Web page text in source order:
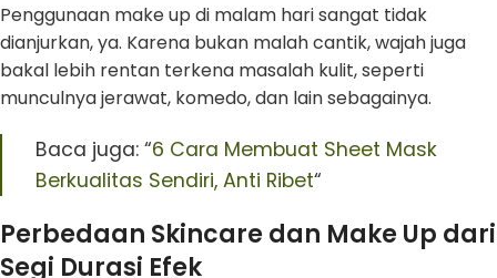
Penggunaan make up di malam hari sangat tidak
dianjurkan, ya. Karena bukan malah cantik, wajah juga
bakal lebih rentan terkena masalah kulit, seperti
munculnya jerawat, komedo, dan lain sebagainya.
Baca juga: “6 Cara Membuat Sheet Mask
Berkualitas Sendiri, Anti Ribet“
Perbedaan Skincare dan Make Up dari
Segi Durasi Efek